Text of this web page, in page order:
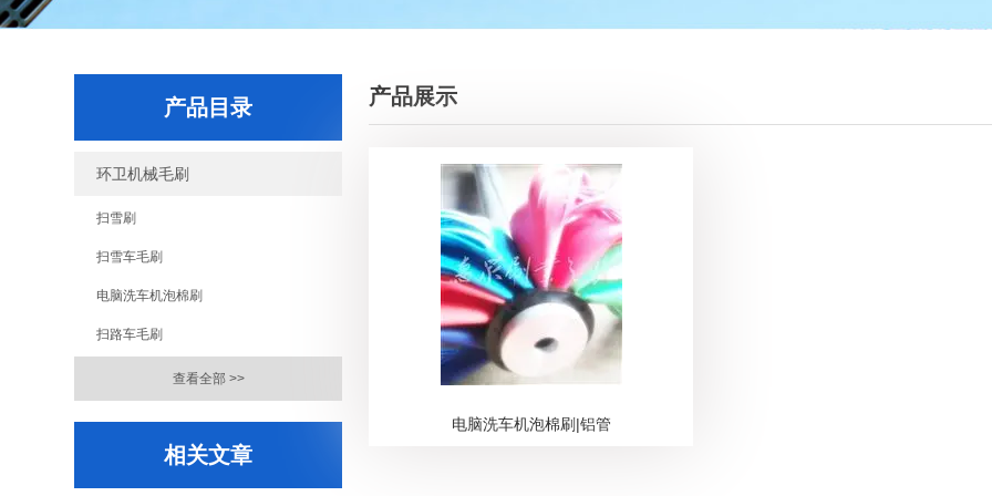
产品目录
环卫机械毛刷
扫雪刷
扫雪车毛刷
电脑洗车机泡棉刷
扫路车毛刷
查看全部 >>
相关文章
产品展示
电脑洗车机泡棉刷|铝管